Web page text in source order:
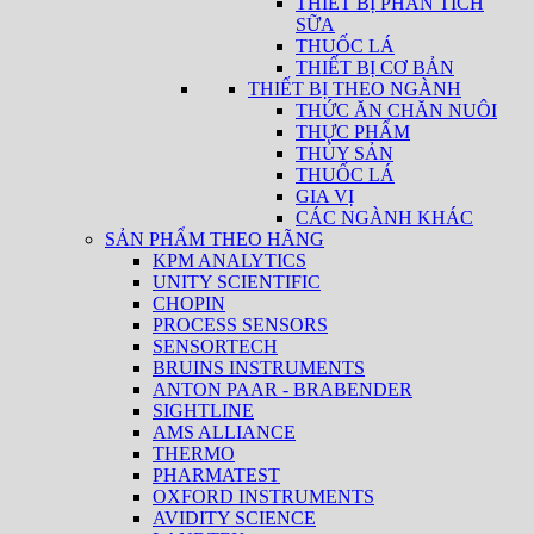
SỮA
THUỐC LÁ
THIẾT BỊ CƠ BẢN
THIẾT BỊ THEO NGÀNH
THỨC ĂN CHĂN NUÔI
THỰC PHẨM
THỦY SẢN
THUỐC LÁ
GIA VỊ
CÁC NGÀNH KHÁC
SẢN PHẨM THEO HÃNG
KPM ANALYTICS
UNITY SCIENTIFIC
CHOPIN
PROCESS SENSORS
SENSORTECH
BRUINS INSTRUMENTS
ANTON PAAR - BRABENDER
SIGHTLINE
AMS ALLIANCE
THERMO
PHARMATEST
OXFORD INSTRUMENTS
AVIDITY SCIENCE